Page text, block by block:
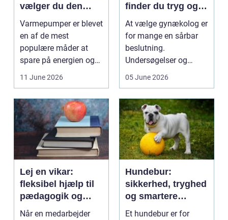
vælger du den
rigtige løsning
Varmepumper er blevet
en af de mest
populære måder at
spare på energien og
11 June 2026
finder du tryg og
professionel hjælp
At vælge gynækolog er
for mange en sårbar
beslutning.
Undersøgelser og
05 June 2026
Lej en vikar:
fleksibel hjælp til
pædagogik og
sundhed
Når en medarbejder
Hundebur:
sikkerhed, tryghed
og smartere
hverdag med hund
Et hundebur er for